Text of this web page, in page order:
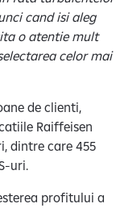
cand isi aleg
o atentie mult
celor mai
de clienti,
Raiffeisen
dintre care 455
uri.
profitului a